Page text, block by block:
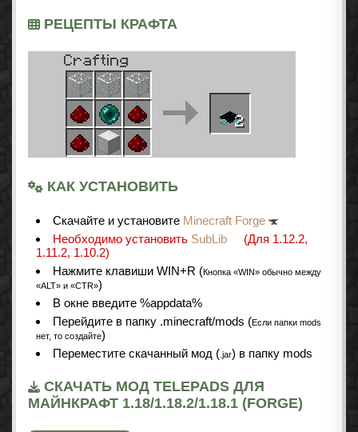
РЕЦЕПТЫ КРАФТА
КАК УСТАНОВИТЬ
Cкачайте и установите Minecraft Forge
Необходимо установить SubLib
(Для 1.12.2,
1.11.2, 1.10.2)
Нажмите клавиши WIN+R (Кнопка «WIN» обычно между
«ALT» и «CTR»)
В окне введите %appdata%
Перейдите в папку .minecraft/mods (Если папки mods
нет, то создайте)
Переместите скачанный мод ( .jar) в папку mods
СКАЧАТЬ МОД TELEPADS ДЛЯ
МАЙНКРАФТ 1.18/1.18.2/1.18.1 (FORGE)